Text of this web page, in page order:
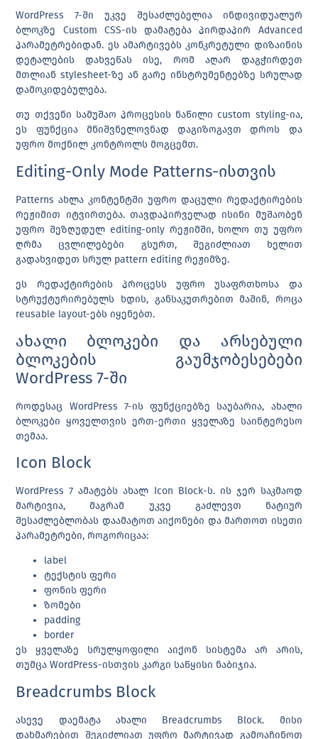
WordPress 7-ში უკვე შესაძლებელია ინდივიდუალურ
ბლოკზე Custom CSS-ის დამატება პირდაპირ Advanced
პარამეტრებიდან. ეს ამარტივებს კონკრეტული დიზაინის
დეტალების დახვეწას ისე, რომ აღარ დაგჭირდეთ
მთლიან stylesheet-ზე ან გარე ინსტრუმენტებზე სრულად
დამოკიდებულება.
თუ თქვენი სამუშაო პროცესის ნაწილი custom styling-ია,
ეს ფუნქცია მნიშვნელოვნად დაგიზოგავთ დროს და
უფრო მოქნილ კონტროლს მოგცემთ.
Editing-Only Mode Patterns-ისთვის
Patterns ახლა კონტენტში უფრო დაცული რედაქტირების
რეჟიმით იტვირთება. თავდაპირველად ისინი მუშაობენ
უფრო შეზღუდულ editing-only რეჟიმში, ხოლო თუ უფრო
ღრმა ცვლილებები გსურთ, შეგიძლიათ ხელით
გადახვიდეთ სრულ pattern editing რეჟიმზე.
ეს რედაქტირების პროცესს უფრო უსაფრთხოსა და
სტრუქტურირებულს ხდის, განსაკუთრებით მაშინ, როცა
reusable layout-ებს იყენებთ.
ახალი ბლოკები და არსებული
ბლოკების გაუმჯობესებები
WordPress 7-ში
როდესაც WordPress 7-ის ფუნქციებზე საუბარია, ახალი
ბლოკები ყოველთვის ერთ-ერთი ყველაზე საინტერესო
თემაა.
Icon Block
WordPress 7 ამატებს ახალ Icon Block-ს. ის ჯერ საკმაოდ
მარტივია, მაგრამ უკვე გაძლევთ ნატიურ
შესაძლებლობას დაამატოთ აიქონები და მართოთ ისეთი
პარამეტრები, როგორიცაა:
label
ტექსტის ფერი
ფონის ფერი
ზომები
padding
border
ეს ყველაზე სრულყოფილი აიქონ სისტემა არ არის,
თუმცა WordPress-ისთვის კარგი საწყისი ნაბიჯია.
Breadcrumbs Block
ასევე დაემატა ახალი Breadcrumbs Block. მისი
დახმარებით შეგიძლიათ უფრო მარტივად გამოაჩინოთ